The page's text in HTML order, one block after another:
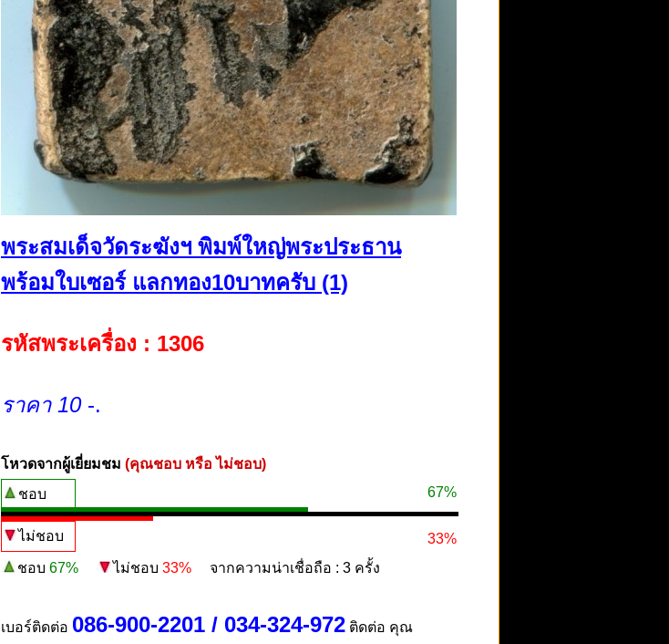
พระสมเด็จวัดระฆังฯ พิมพ์ใหญ่พระประธาน
พร้อมใบเซอร์ แลกทอง10บาทครับ (1)
รหัสพระเครื่อง : 1306
ราคา 10-.
โหวดจากผู้เยี่ยมชม (คุณชอบ หรือ ไม่ชอบ)
ชอบ
67%
ไม่ชอบ
33%
ชอบ 67% ไม่ชอบ 33% จากความน่าเชื่อถือ : 3 ครั้ง
เบอร์ติดต่อ 086-900-2201 / 034-324-972 ติดต่อ คุณ